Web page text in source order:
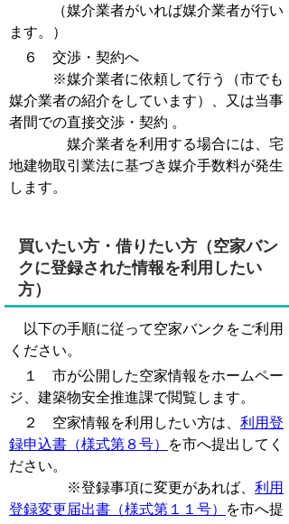
（媒介業者がいれば媒介業者が行い
ます。）
６
交渉・契約へ
※媒介業者に依頼して行う（市でも
媒介業者の紹介をしています）、又は当事
者間での直接交渉・契約 。
媒介業者を利用する場合には、宅
地建物取引業法に基づき媒介手数料が発生
します。
買いたい方・借りたい方（空家バン
クに登録された情報を利用したい
方）
以下の手順に従って空家バンクをご利用
ください。
１ 市が公開した空家情報をホームペー
ジ、建築物安全推進課で閲覧します。
２ 空家情報を利用したい方は、 利用登
録申込書（様式第８号）
を市へ提出してく
ださい。
※登録事項に変更があれば、 利用
登録変更届出書（様式第１１号）
を市へ提